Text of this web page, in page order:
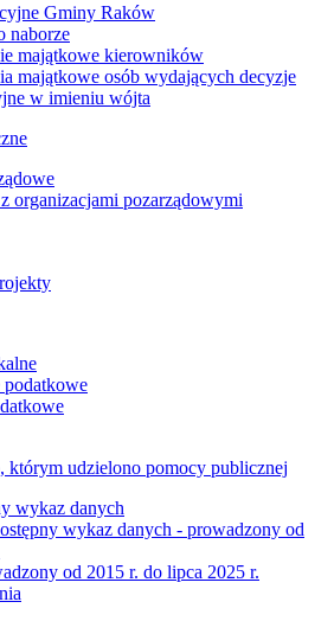
Gminy Raków
naborze
majątkowe kierowników
majątkowe osób wydających decyzje
w imieniu wójta
z organizacjami pozarządowymi
podatkowe
którym udzielono pomocy publicznej
wykaz danych
wykaz danych - prowadzony od
od 2015 r. do lipca 2025 r.